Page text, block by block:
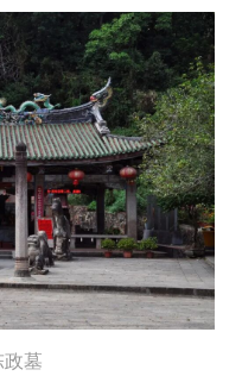
墓